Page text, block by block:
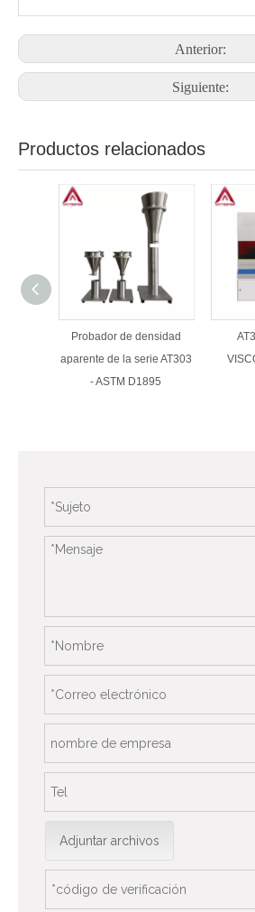
Anterior:
Siguiente:
Productos relacionados
Probador de densidad
aparente de la serie AT303
- ASTM D1895
Adjuntar archivos